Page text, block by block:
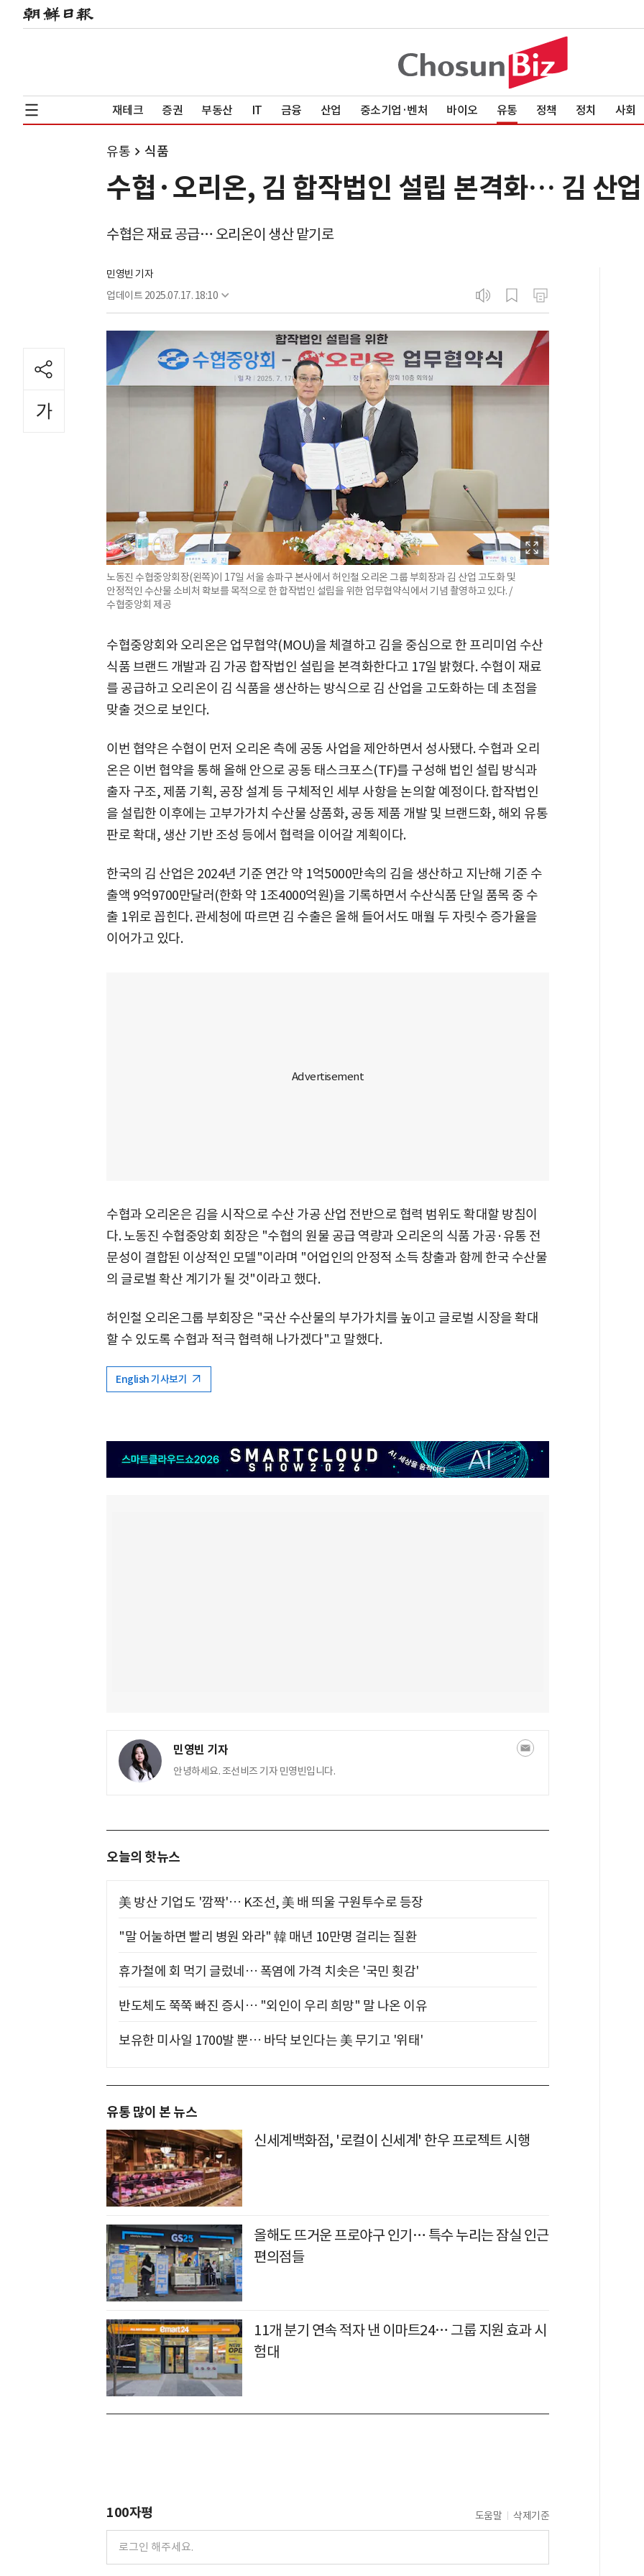
재테크 증권 부동산 IT 금융 산업 중소기업·벤처 바이오 유통 정책 정치 사회
유통 식품
수협·오리온, 김 합작법인 설립 본격화… 김 산
수협은 재료 공급… 오리온이 생산 맡기로
민영빈 기자
업데이트 2025.07.17. 18:10
노동진 수협중앙회장(왼쪽)이 17일 서울 송파구 본사에서 허인철 오리온 그룹 부회장과 김 산업 고도화 및
안정적인 수산물 소비처 확보를 목적으로 한 합작법인 설립을 위한 업무협약식에서 기념 촬영하고 있다. /
수협중앙회 제공
수협중앙회와 오리온은 업무협약(MOU)을 체결하고 김을 중심으로 한 프리미엄 수산
식품 브랜드 개발과 김 가공 합작법인 설립을 본격화한다고 17일 밝혔다. 수협이 재료
를 공급하고 오리온이 김 식품을 생산하는 방식으로 김 산업을 고도화하는 데 초점을
맞출 것으로 보인다.
이번 협약은 수협이 먼저 오리온 측에 공동 사업을 제안하면서 성사됐다. 수협과 오리
온은 이번 협약을 통해 올해 안으로 공동 태스크포스(TF)를 구성해 법인 설립 방식과
출자 구조, 제품 기획, 공장 설계 등 구체적인 세부 사항을 논의할 예정이다. 합작법인
을 설립한 이후에는 고부가가치 수산물 상품화, 공동 제품 개발 및 브랜드화, 해외 유통
판로 확대, 생산 기반 조성 등에서 협력을 이어갈 계획이다.
한국의 김 산업은 2024년 기준 연간 약 1억5000만속의 김을 생산하고 지난해 기준 수
출액 9억9700만달러(한화 약 1조4000억원)을 기록하면서 수산식품 단일 품목 중 수
출 1위로 꼽힌다. 관세청에 따르면 김 수출은 올해 들어서도 매월 두 자릿수 증가율을
이어가고 있다.
수협과 오리온은 김을 시작으로 수산 가공 산업 전반으로 협력 범위도 확대할 방침이
다. 노동진 수협중앙회 회장은 "수협의 원물 공급 역량과 오리온의 식품 가공·유통 전
문성이 결합된 이상적인 모델"이라며 "어업인의 안정적 소득 창출과 함께 한국 수산물
의 글로벌 확산 계기가 될 것"이라고 했다.
허인철 오리온그룹 부회장은 "국산 수산물의 부가가치를 높이고 글로벌 시장을 확대
할 수 있도록 수협과 적극 협력해 나가겠다"고 말했다.
English 기사보기
민영빈 기자
안녕하세요. 조선비즈 기자 민영빈입니다.
오늘의 핫뉴스
美 방산 기업도 '깜짝'… K조선, 美 배 띄울 구원투수로 등장
"말 어눌하면 빨리 병원 와라" 韓 매년 10만명 걸리는 질환
휴가철에 회 먹기 글렀네… 폭염에 가격 치솟은 '국민 횟감'
반도체도 쭉쭉 빠진 증시… "외인이 우리 희망" 말 나온 이유
보유한 미사일 1700발 뿐… 바닥 보인다는 美 무기고 '위태'
유통 많이 본 뉴스
신세계백화점, '로컬이 신세계' 한우 프로젝트 시행
올해도 뜨거운 프로야구 인기… 특수 누리는 잠실 인근
편의점들
11개 분기 연속 적자 낸 이마트24… 그룹 지원 효과 시
험대
100자평 도움말 삭제기준